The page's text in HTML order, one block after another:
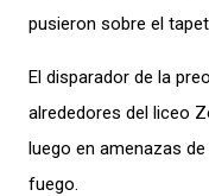
pusieron sobre el
El disparador de la
alrededores del liceo
luego en amenazas
fuego.